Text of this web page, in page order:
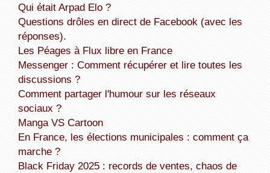
Qui était Arpad Elo ?
Questions drôles en direct de Facebook (avec les
réponses).
Les Péages à Flux libre en France
Messenger : Comment récupérer et lire toutes les
discussions ?
Comment partager l'humour sur les réseaux
sociaux ?
Manga VS Cartoon
En France, les élections municipales : comment ça
marche ?
Black Friday 2025 : records de ventes, chaos de